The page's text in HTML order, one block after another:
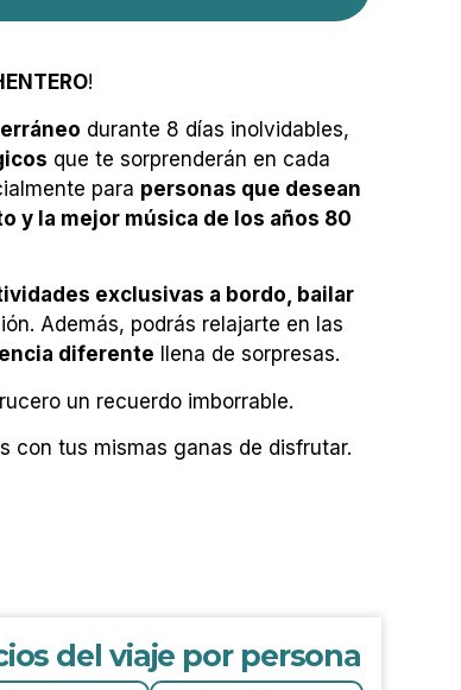
!
durante 8 días inolvidables,
que te sorprenderán en cada
para personas que desean
y la mejor música de los años 80
exclusivas a bordo, bailar
Además, podrás relajarte en las
diferente llena de sorpresas.
un recuerdo imborrable.
con tus mismas ganas de disfrutar.
del viaje por persona